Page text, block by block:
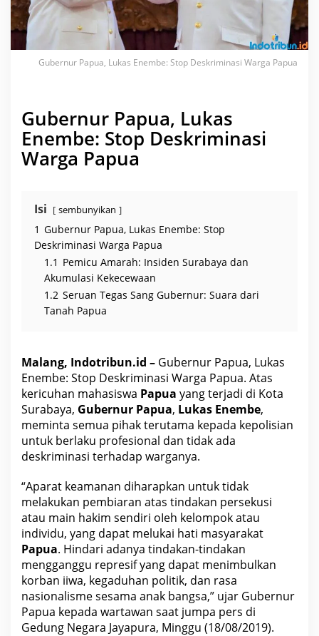
:
t
p
D
m
n
s
g
P
a
p
u
a
Gubernur Papua, Lukas Enembe: Stop Deskriminasi Warga Papua
Gubernur Papua, Lukas
Enembe: Stop Deskriminasi
Warga Papua
Isi sembunyikan
1 Gubernur Papua, Lukas Enembe: Stop
Deskriminasi Warga Papua
1.1 Pemicu Amarah: Insiden Surabaya dan
Akumulasi Kekecewaan
1.2 Seruan Tegas Sang Gubernur: Suara dari
Tanah Papua
Malang, Indotribun.id – Gubernur Papua, Lukas
Enembe: Stop Deskriminasi Warga Papua. Atas
kericuhan mahasiswa Papua yang terjadi di Kota
Surabaya, Gubernur Papua, Lukas Enembe,
meminta semua pihak terutama kepada kepolisian
untuk berlaku profesional dan tidak ada
deskriminasi terhadap warganya.
“Aparat keamanan diharapkan untuk tidak
melakukan pembiaran atas tindakan persekusi
atau main hakim sendiri oIeh kelompok atau
individu, yang dapat melukai hati masyarakat
Papua. Hindari adanya tindakan-tindakan
mengganggu represif yang dapat menimbulkan
korban iiwa, kegaduhan politik, dan rasa
nasionalisme sesama anak bangsa,” ujar Gubernur
Papua kepada wartawan saat jumpa pers di
Gedung Negara Jayapura, Minggu (18/08/2019).